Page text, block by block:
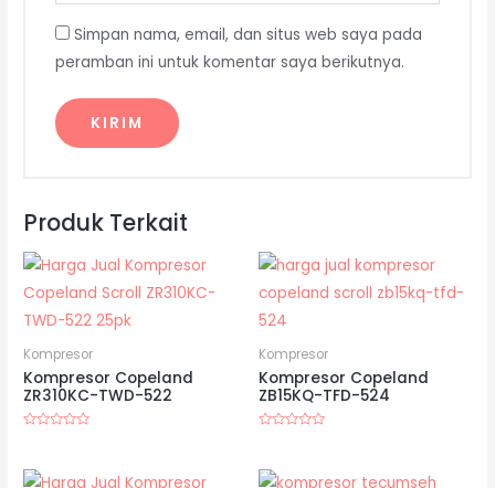
Simpan nama, email, dan situs web saya pada
peramban ini untuk komentar saya berikutnya.
Produk Terkait
Kompresor
Kompresor Copeland
ZR310KC-TWD-522
5
Kompresor
Kompresor Copeland
ZB15KQ-TFD-524
5